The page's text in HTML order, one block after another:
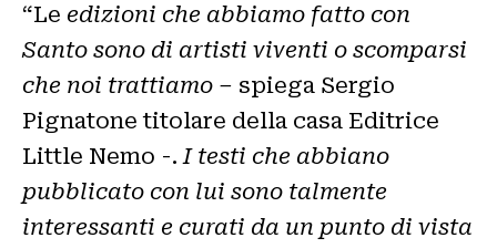
“Le edizioni che abbiamo fatto con
Santo sono di artisti viventi o scomparsi
che noi trattiamo – spiega Sergio
Pignatone titolare della casa Editrice
Little Nemo -.I testi che abbiano
pubblicato con lui sono talmente
interessanti e curati da un punto di vista